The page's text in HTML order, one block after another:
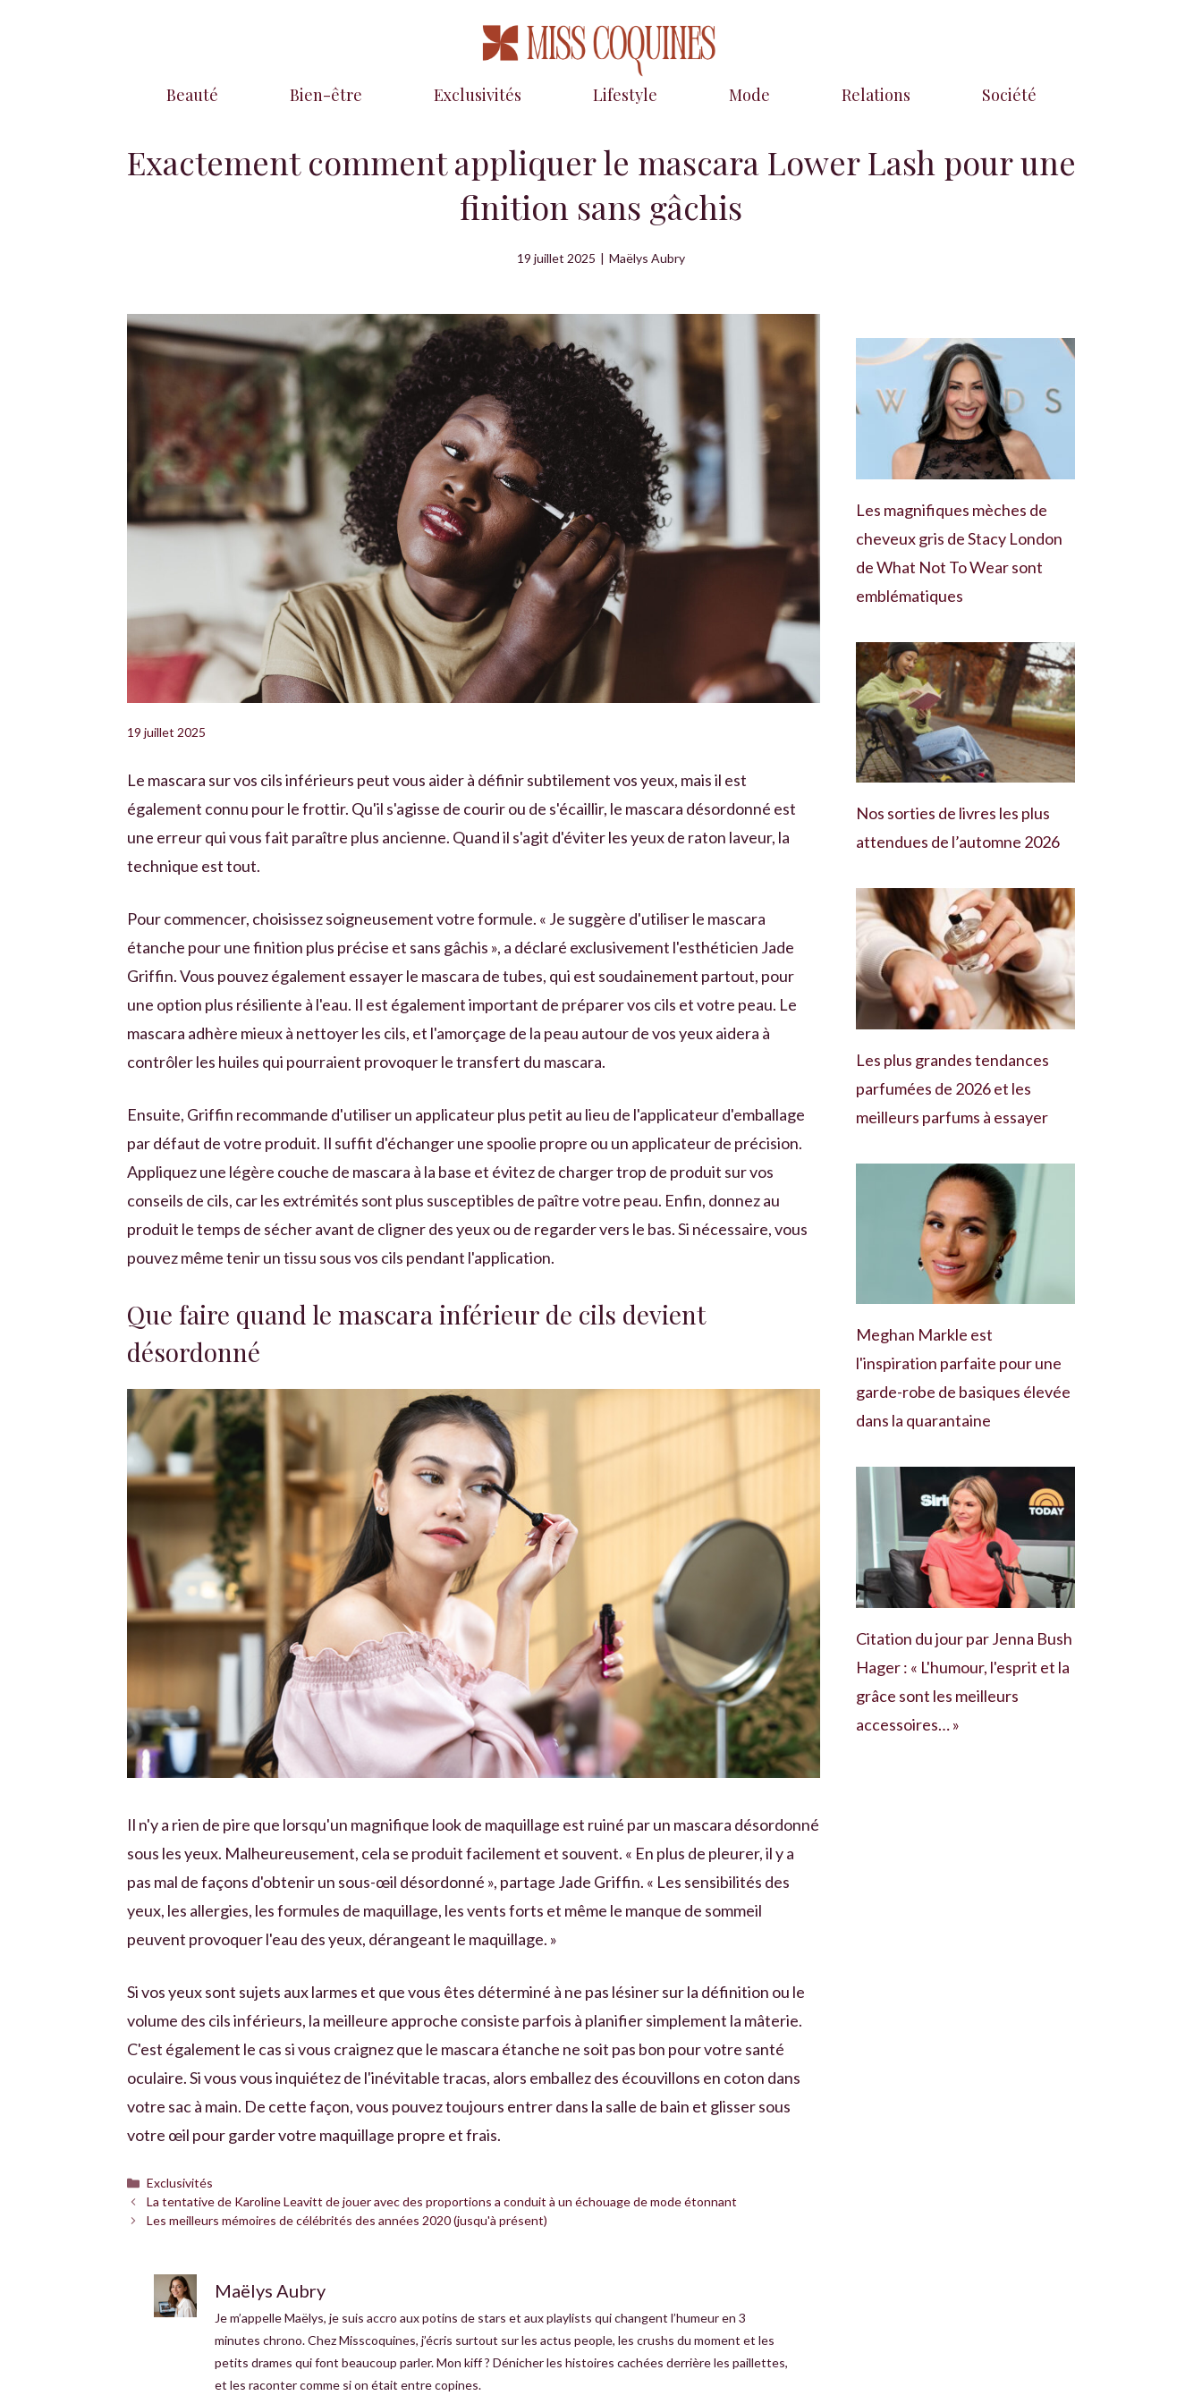
Beauté Bien-être Exclusivités Lifestyle Mode Relations Société
Exactement comment appliquer le mascara Lower Lash pour une
finition sans gâchis
19 juillet 2025 | Maëlys Aubry
19 juillet 2025
Le mascara sur vos cils inférieurs peut vous aider à définir subtilement vos yeux, mais il est
également connu pour le frottir. Qu'il s'agisse de courir ou de s'écaillir, le mascara désordonné est
une erreur qui vous fait paraître plus ancienne. Quand il s'agit d'éviter les yeux de raton laveur, la
technique est tout.
Pour commencer, choisissez soigneusement votre formule. « Je suggère d'utiliser le mascara
étanche pour une finition plus précise et sans gâchis », a déclaré exclusivement l'esthéticien Jade
Griffin. Vous pouvez également essayer le mascara de tubes, qui est soudainement partout, pour
une option plus résiliente à l'eau. Il est également important de préparer vos cils et votre peau. Le
mascara adhère mieux à nettoyer les cils, et l'amorçage de la peau autour de vos yeux aidera à
contrôler les huiles qui pourraient provoquer le transfert du mascara.
Ensuite, Griffin recommande d'utiliser un applicateur plus petit au lieu de l'applicateur d'emballage
par défaut de votre produit. Il suffit d'échanger une spoolie propre ou un applicateur de précision.
Appliquez une légère couche de mascara à la base et évitez de charger trop de produit sur vos
conseils de cils, car les extrémités sont plus susceptibles de paître votre peau. Enfin, donnez au
produit le temps de sécher avant de cligner des yeux ou de regarder vers le bas. Si nécessaire, vous
pouvez même tenir un tissu sous vos cils pendant l'application.
Que faire quand le mascara inférieur de cils devient
désordonné
Il n'y a rien de pire que lorsqu'un magnifique look de maquillage est ruiné par un mascara désordonné
sous les yeux. Malheureusement, cela se produit facilement et souvent. « En plus de pleurer, il y a
pas mal de façons d'obtenir un sous-œil désordonné », partage Jade Griffin. « Les sensibilités des
yeux, les allergies, les formules de maquillage, les vents forts et même le manque de sommeil
peuvent provoquer l'eau des yeux, dérangeant le maquillage. »
Si vos yeux sont sujets aux larmes et que vous êtes déterminé à ne pas lésiner sur la définition ou le
volume des cils inférieurs, la meilleure approche consiste parfois à planifier simplement la mâterie.
C'est également le cas si vous craignez que le mascara étanche ne soit pas bon pour votre santé
oculaire. Si vous vous inquiétez de l'inévitable tracas, alors emballez des écouvillons en coton dans
votre sac à main. De cette façon, vous pouvez toujours entrer dans la salle de bain et glisser sous
votre œil pour garder votre maquillage propre et frais.
Catégories
Exclusivités
La tentative de Karoline Leavitt de jouer avec des proportions a conduit à un échouage de mode étonnant
Les meilleurs mémoires de célébrités des années 2020 (jusqu'à présent)
Maëlys Aubry
Je m’appelle Maëlys, je suis accro aux potins de stars et aux playlists qui changent l’humeur en 3
minutes chrono. Chez Misscoquines, j’écris surtout sur les actus people, les crushs du moment et les
petits drames qui font beaucoup parler. Mon kiff ? Dénicher les histoires cachées derrière les paillettes,
et les raconter comme si on était entre copines.
Les magnifiques mèches de
cheveux gris de Stacy London
de What Not To Wear sont
emblématiques
Nos sorties de livres les plus
attendues de l’automne 2026
Les plus grandes tendances
parfumées de 2026 et les
meilleurs parfums à essayer
Meghan Markle est
l'inspiration parfaite pour une
garde-robe de basiques élevée
dans la quarantaine
Citation du jour par Jenna Bush
Hager : « L'humour, l'esprit et la
grâce sont les meilleurs
accessoires… »